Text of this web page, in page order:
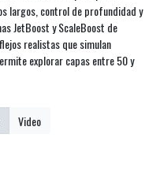
largos, control de profundidad y
JetBoost y ScaleBoost de
realistas que simulan
explorar capas entre 50 y
Video